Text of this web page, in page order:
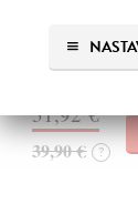
čo ho
slabé…
Na sklade
31,92 €
39,90 € ?